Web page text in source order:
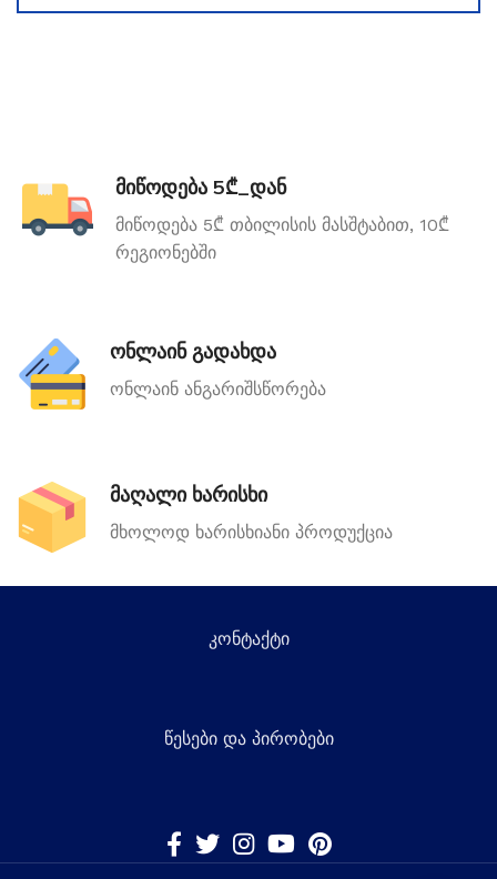
მიწოდება 5₾_დან
მიწოდება 5₾ თბილისის მასშტაბით, 10₾
რეგიონებში
ონლაინ გადახდა
ონლაინ ანგარიშსწორება
მაღალი ხარისხი
მხოლოდ ხარისხიანი პროდუქცია
კონტაქტი
წესები და პირობები